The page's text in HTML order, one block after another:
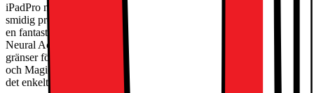
iPadPro med Apple M5-chippet har extremt hög prestanda för
smidig produktivitet och avancerade AI-baserade arbetsflöden. Med
en fantastisk Ultra Retina XDR-skärm, supersnabbt wifi7 och 5G,
Neural Accelerators för AI och ett iPadOS i nydesign finns det inga
gränser för vad du kan göra. Kombinera den med Apple Pencil Pro
och Magic Keyboard, så får du en otroligt mångsidig iPad som gör
det enkelt att skapa ochjobba.